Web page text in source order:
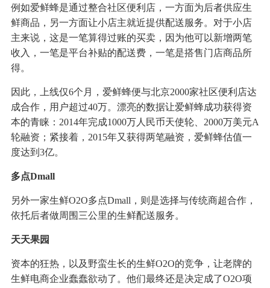
例如爱鲜蜂是通过整合社区便利店，一方面为后者供应生
鲜商品，另一方面让小店主就近提供配送服务。对于小店
主来说，这是一笔算得过账的买卖，因为他可以新增两笔
收入，一笔是平台补贴的配送费，一笔是搭售门店商品所
得。
因此，上线仅6个月，爱鲜蜂便与北京2000家社区便利店达
成合作，用户超过40万。漂亮的数据让爱鲜蜂成功获得资
本的青睐：2014年完成1000万人民币天使轮、2000万美元A
轮融资；紧接着，2015年又获得两笔融资，爱鲜蜂估值一
度达到3亿。
多点Dmall
另外一家生鲜O2O多点Dmall，则是选择与传统商超合作，
依托后者做周围三公里的生鲜配送服务。
天天果园
资本的狂热，以及野蛮生长的生鲜O2O的竞争，让老牌的
生鲜电商企业蠢蠢欲动了。他们最终还是决定成了O2O项